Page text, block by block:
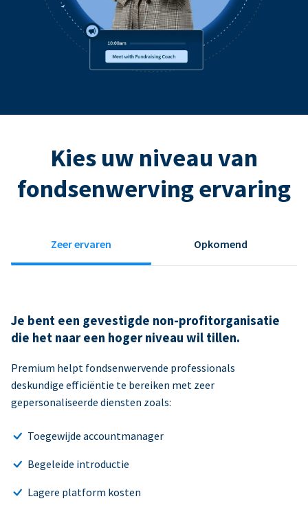
Kies uw niveau van
fondsenwerving ervaring
Zeer ervaren Opkomend
Je bent een gevestigde non-profitorganisatie
die het naar een hoger niveau wil tillen.
Premium helpt fondsenwervende professionals
deskundige efficiëntie te bereiken met zeer
gepersonaliseerde diensten zoals:
Toegewijde accountmanager
Begeleide introductie
Lagere platform kosten